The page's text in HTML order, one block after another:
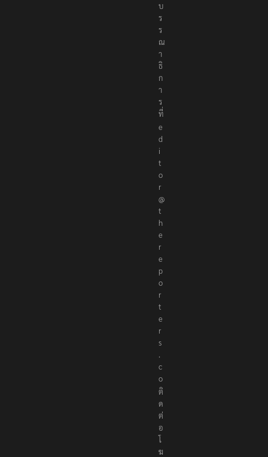
บ
ร
ร
ณ
า
ธิ
ก
า
ร
ที่
e
d
i
t
o
r
@
t
h
e
r
e
p
o
r
t
e
r
s
.
c
o
ติ
ด
ต่
อ
โ
ฆ